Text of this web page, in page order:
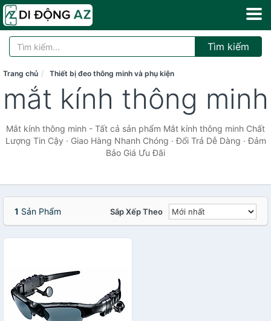
Tìm kiếm
Trang chủ Thiết bị đeo thông minh và phụ kiện
mắt kính thông minh
Mắt kính thông minh - Tất cả sản phẩm Mắt kính thông minh Chất
Lượng Tin Cậy · Giao Hàng Nhanh Chóng · Đổi Trả Dễ Dàng · Đảm
Bảo Giá Ưu Đãi
1 Sản Phẩm Sắp Xếp Theo